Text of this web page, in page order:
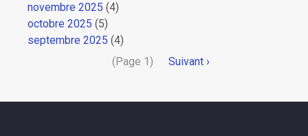
novembre 2025 (4)
octobre 2025 (5)
septembre 2025 (4)
(Page 1)
Page
Suivant ›